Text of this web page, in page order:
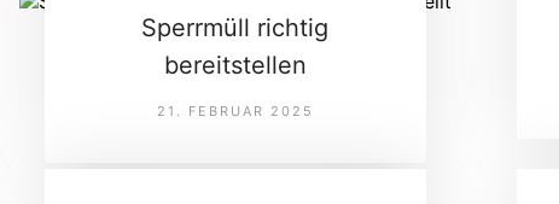
Sperrmüll richtig
bereitstellen
21. FEBRUAR 2025